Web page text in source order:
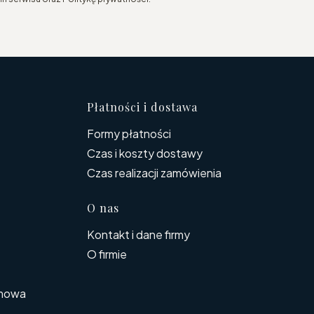
Płatności i dostawa
Formy płatności
Czas i koszty dostawy
Czas realizacji zamówienia
O nas
Kontakt i dane firmy
O firmie